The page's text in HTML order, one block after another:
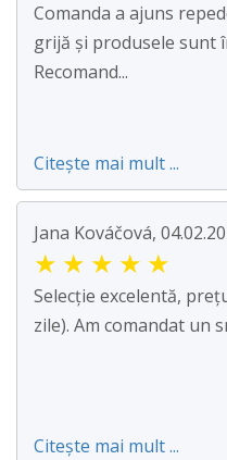
Comanda a ajuns
grijă și produsele sunt
Recomand...
Citește mai mult ...
Jana Kováčová,
★ ★ ★ ★ ★
Selecție excelentă,
zile). Am comandat un
Citește mai mult ...